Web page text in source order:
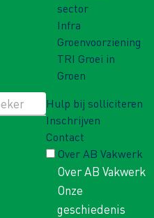
sector
Infra
Groenvoorziening
TRI Groei in
Groen
Hulp bij solliciteren
Inschrijven
Contact
Over AB Vakwerk
Over AB Vakwerk
Onze
geschiedenis